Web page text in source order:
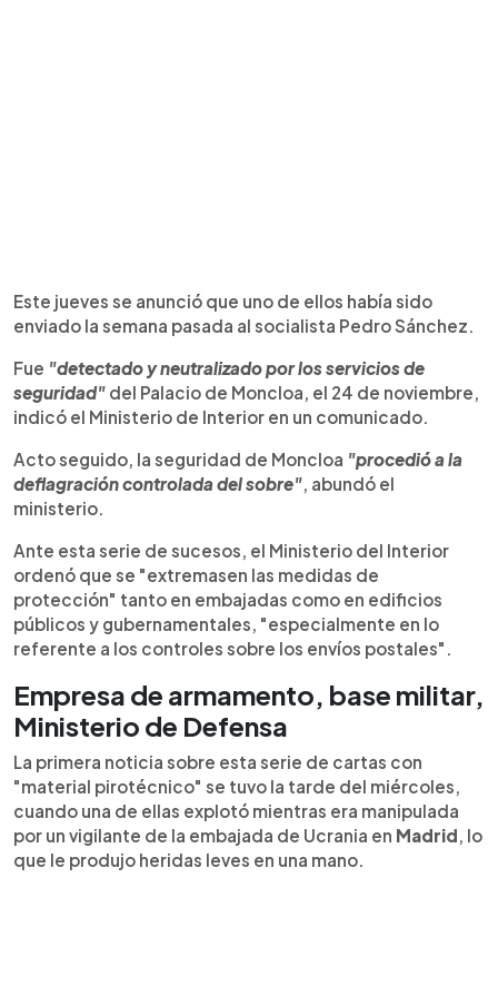
Este jueves se anunció que uno de ellos había sido
enviado la semana pasada al socialista Pedro Sánchez.
Fue "detectado y neutralizado por los servicios de
seguridad" del Palacio de Moncloa, el 24 de noviembre,
indicó el Ministerio de Interior en un comunicado.
Acto seguido, la seguridad de Moncloa "procedió a la
deflagración controlada del sobre", abundó el
ministerio.
Ante esta serie de sucesos, el Ministerio del Interior
ordenó que se "extremasen las medidas de
protección" tanto en embajadas como en edificios
públicos y gubernamentales, "especialmente en lo
referente a los controles sobre los envíos postales".
Empresa de armamento, base militar,
Ministerio de Defensa
La primera noticia sobre esta serie de cartas con
"material pirotécnico" se tuvo la tarde del miércoles,
cuando una de ellas explotó mientras era manipulada
por un vigilante de la embajada de Ucrania en Madrid, lo
que le produjo heridas leves en una mano.